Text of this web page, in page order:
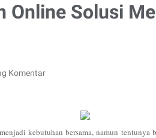
Online Solusi
Komentar
kebutuhan bersama, namun